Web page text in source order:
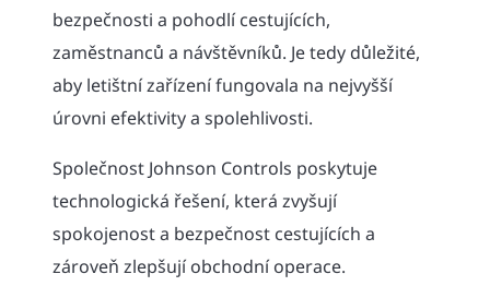
bezpečnosti a pohodlí cestujících,
zaměstnanců a návštěvníků. Je tedy důležité,
aby letištní zařízení fungovala na nejvyšší
úrovni efektivity a spolehlivosti.
Společnost Johnson Controls poskytuje
technologická řešení, která zvyšují
spokojenost a bezpečnost cestujících a
zároveň zlepšují obchodní operace.